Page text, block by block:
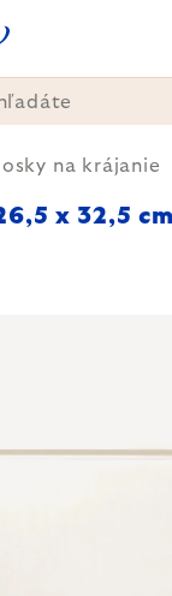
na krájanie
x 32,5